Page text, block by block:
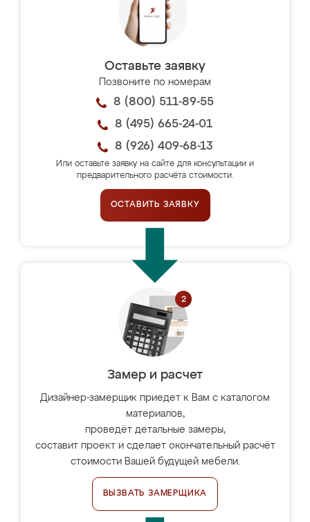
Оставьте заявку
Позвоните по номерам
8 (800) 511-89-55
8 (495) 665-24-01
8 (926) 409-68-13
Или оставьте заявку на сайте для консультации и
предварительного расчёта стоимости.
ОСТАВИТЬ ЗАЯВКУ
Замер и расчет
Дизайнер-замерщик приедет к Вам с каталогом
материалов,
проведёт детальные замеры,
составит проект и сделает окончательный расчёт
стоимости Вашей будущей мебели.
ВЫЗВАТЬ ЗАМЕРЩИКА